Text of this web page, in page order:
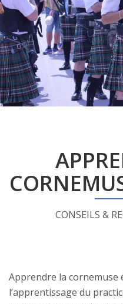
CONSEILS &
Apprendre la cornemuse
l’apprentissage du